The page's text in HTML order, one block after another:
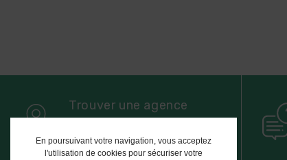
Trouver une agence
8 agences sur toute la Tunisie
En poursuivant votre navigation, vous acceptez
l'utilisation de cookies pour sécuriser votre